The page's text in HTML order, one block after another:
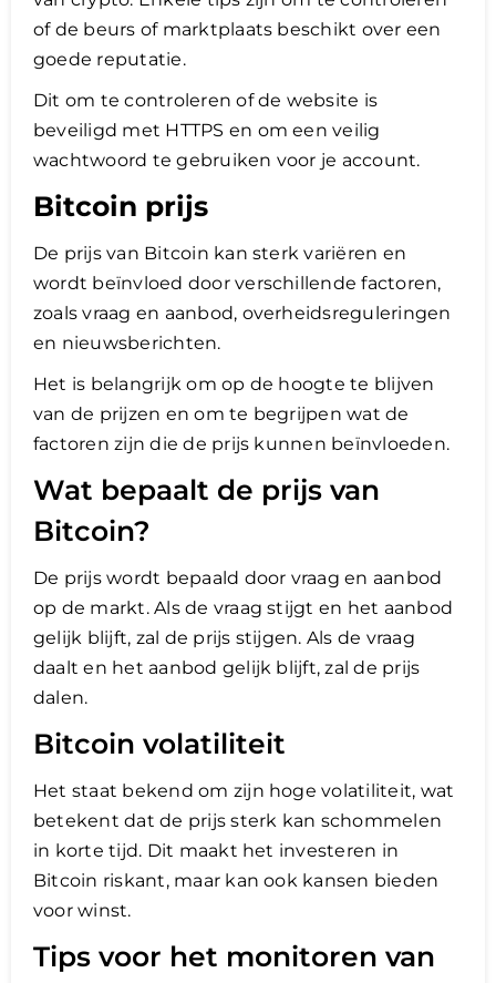
of de beurs of marktplaats beschikt over een
goede reputatie.
Dit om te controleren of de website is
beveiligd met HTTPS en om een veilig
wachtwoord te gebruiken voor je account.
Bitcoin prijs
De prijs van Bitcoin kan sterk variëren en
wordt beïnvloed door verschillende factoren,
zoals vraag en aanbod, overheidsreguleringen
en nieuwsberichten.
Het is belangrijk om op de hoogte te blijven
van de prijzen en om te begrijpen wat de
factoren zijn die de prijs kunnen beïnvloeden.
Wat bepaalt de prijs van
Bitcoin?
De prijs wordt bepaald door vraag en aanbod
op de markt. Als de vraag stijgt en het aanbod
gelijk blijft, zal de prijs stijgen. Als de vraag
daalt en het aanbod gelijk blijft, zal de prijs
dalen.
Bitcoin volatiliteit
Het staat bekend om zijn hoge volatiliteit, wat
betekent dat de prijs sterk kan schommelen
in korte tijd. Dit maakt het investeren in
Bitcoin riskant, maar kan ook kansen bieden
voor winst.
Tips voor het monitoren van